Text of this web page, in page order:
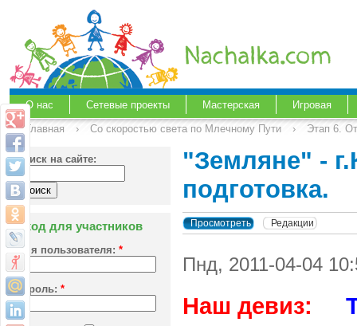
О нас Сетевые проекты Мастерская
Игровая
Главная
› Со скоростью света по Млечному Пути › Этап 6.
Поиск на сайте:
Вход для участников
Имя пользователя: *
Пароль: *
"Земляне" -
подготовка.
Просмотреть Редакции
Пнд, 2011-04-04
Наш девиз: